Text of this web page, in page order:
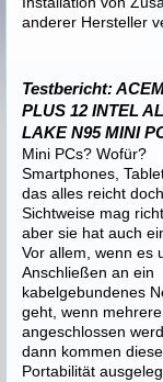
anderer Hersteller
Testbericht:
PLUS 12 INTEL
LAKE N95 MINI
Mini PCs? Wofür?
Smartphones,
das alles reicht
Sichtweise mag
aber sie hat auch
Vor allem, wenn es
Anschließen an ein
kabelgebundenes
geht, wenn
angeschlossen
dann kommen
Portabilität